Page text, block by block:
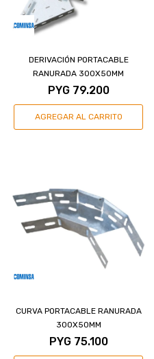
DERIVACIÓN PORTACABLE
RANURADA 300X50MM
PYG 79.200
CURVA PORTACABLE RANURADA
300X50MM
PYG 75.100